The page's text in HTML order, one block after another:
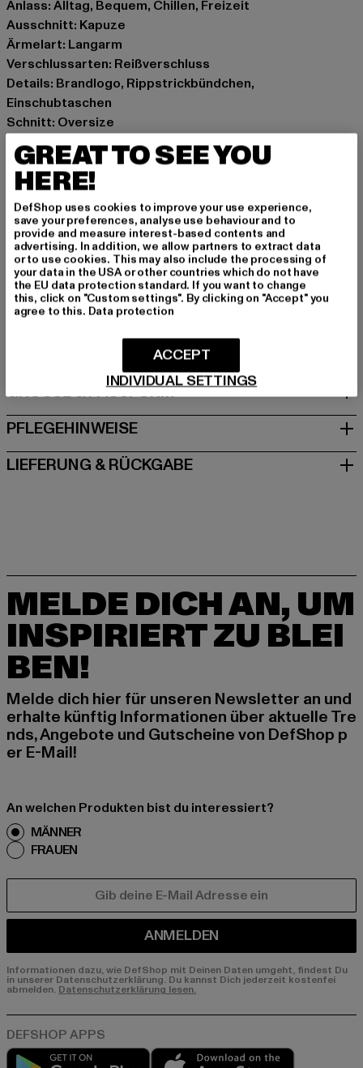
Anlass: Alltag, Bequem, Chillen, Freizeit
Ausschnitt: Kapuze
Ärmelart: Langarm
Verschlussarten: Reißverschluss
Details: Brandlogo, Rippstrickbündchen,
Einschubtaschen
Schnitt: Oversize
Marke: Karl Kani
Kat.: Sweat & Fleece - Hoodies Zipthrough
Farbe: weiß
Hersteller Farbe: white
Materialzusammensetzung: 80% Baumwolle, 20%
Polyester
Art.Nr: 6021771-00220
Hersteller: Urban Styles Agency GmbH & Co. KG |
agentur@urbanstylesagency.com
Schanzenstraße 41 | 51063 Köln | DE
GRÖSSE & PASSFORM
PFLEGEHINWEISE
LIEFERUNG & RÜCKGABE
MELDE DICH AN, UM
INSPIRIERT ZU BLEI
BEN!
Melde dich hier für unseren Newsletter an und
erhalte künftig Informationen über aktuelle Tre
nds, Angebote und Gutscheine von DefShop p
er E-Mail!
An welchen Produkten bist du interessiert?
MÄNNER
FRAUEN
ANMELDEN
Informationen dazu, wie DefShop mit Deinen Daten umgeht, findest Du
in unserer Datenschutzerklärung. Du kannst Dich jederzeit kostenfei
abmelden. Datenschutzerklärung lesen.
Play market
GREAT TO SEE YOU
HERE!
DefShop uses cookies to improve your use experience,
save your preferences, analyse use behaviour and to
provide and measure interest-based contents and
advertising. In addition, we allow partners to extract data
or to use cookies. This may also include the processing of
your data in the USA or other countries which do not have
the EU data protection standard. If you want to change
this, click on "Custom settings". By clicking on "Accept" you
agree to this. Data protection
INDIVIDUAL SETTINGS
ACCEPT